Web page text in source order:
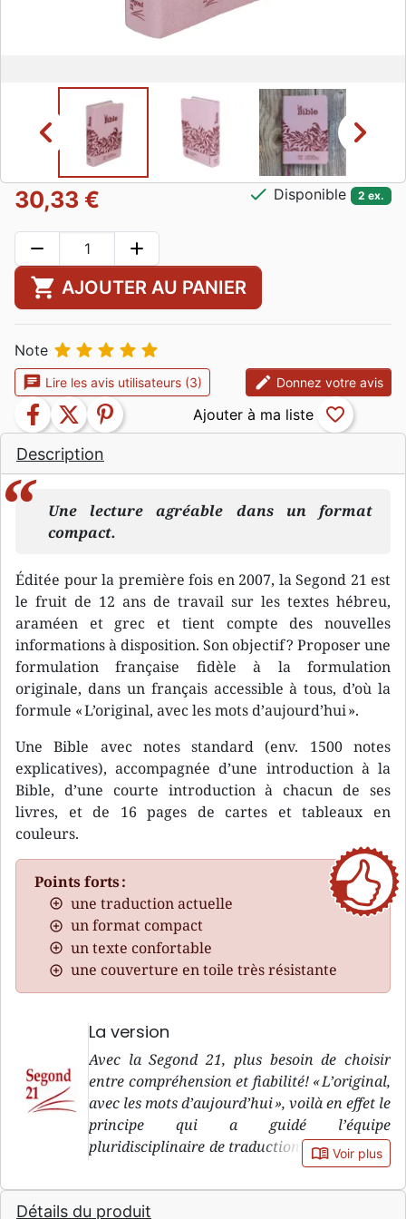
Description
Une lecture agréable dans un format
compact.
Éditée pour la première fois en 2007, la Segond 21 est
le fruit de 12 ans de travail sur les textes hébreu,
araméen et grec et tient compte des nouvelles
informations à disposition. Son objectif ? Proposer une
formulation française fidèle à la formulation
originale, dans un français accessible à tous, d’où la
formule « L’original, avec les mots d’aujourd’hui ».
Une Bible avec notes standard (env. 1500 notes
explicatives), accompagnée d’une introduction à la
Bible, d’une courte introduction à chacun de ses
livres, et de 16 pages de cartes et tableaux en
couleurs.
Points forts :
une traduction actuelle
un format compact
un texte confortable
une couverture en toile très résistante
La version
Avec la Segond 21, plus besoin de choisir
entre compréhension et fiabilité! « L’original,
avec les mots d’aujourd’hui », voilà en effet le
principe qui a guidé l’équipe
pluridisciplinaire de traduction de la version
Segond 21, pendant sa douzaine d’années de
travail. « L’original » : le premier objectif de
la Segond 21, c’est de rester le plus fidèle
book_open Voir plus
Détails du produit
chevron_left chevron_right
30,33 € check Disponible 2 ex.
remove add
shopping_cart AJOUTER AU PANIER
Note     
chat Lire les avis utilisateurs (3) edit Donnez votre avis
facebook twitter pinterest favorite_border